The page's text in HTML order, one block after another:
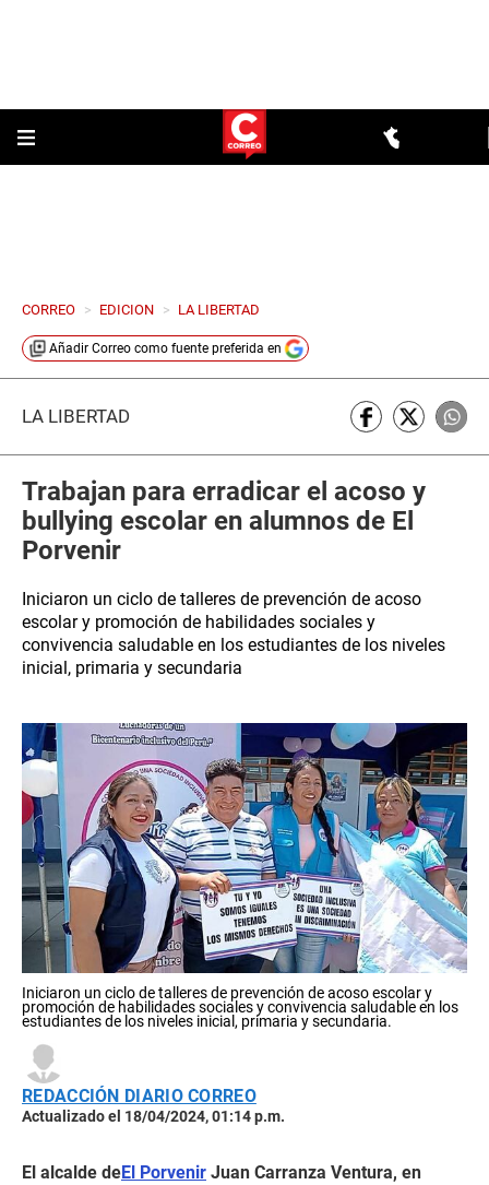
CORREO > EDICION > LA LIBERTAD
Añadir Correo como fuente preferida en
LA LIBERTAD
Trabajan para erradicar el acoso y
bullying escolar en alumnos de El
Porvenir
Iniciaron un ciclo de talleres de prevención de acoso
escolar y promoción de habilidades sociales y
convivencia saludable en los estudiantes de los niveles
inicial, primaria y secundaria
Iniciaron un ciclo de talleres de prevención de acoso escolar y
promoción de habilidades sociales y convivencia saludable en los
estudiantes de los niveles inicial, primaria y secundaria.
REDACCIÓN DIARIO CORREO
Actualizado el 18/04/2024, 01:14 p.m.
El alcalde deEl Porvenir Juan Carranza Ventura, en